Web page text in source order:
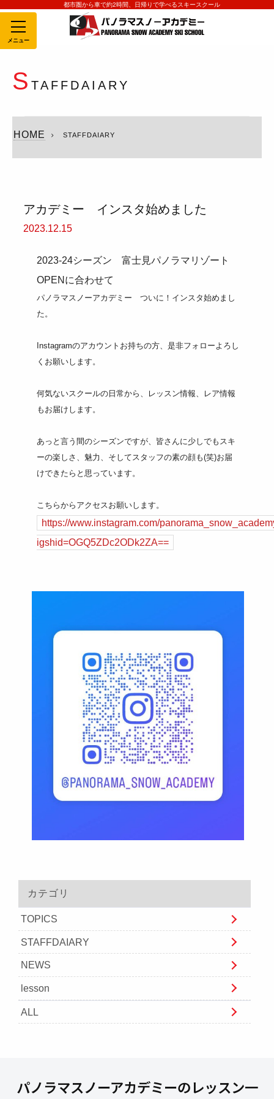
都市圏から車で約2時間、日帰りで学べるスキースクール
MENU
S TAFFDAIARY
HOME STAFFDAIARY
アカデミー インスタ始めました
2023.12.15
2023-24シーズン 富士見パノラマリゾート
OPENに合わせて
パノラマスノーアカデミー ついに！インスタ始めまし
た。
Instagramのアカウントお持ちの方、是非フォローよろし
くお願いします。
何気ないスクールの日常から、レッスン情報、レア情報
もお届けします。
あっと言う間のシーズンですが、皆さんに少しでもスキ
ーの楽しさ、魅力、そしてスタッフの素の顔も(笑)お届
けできたらと思っています。
こちらからアクセスお願いします。
https://www.instagram.com/
igshid=OGQ5ZDc2ODk2ZA==
カテゴリ
TOPICS
STAFFDAIARY
NEWS
lesson
ALL
パノラマスノーアカデミーのレッスン一